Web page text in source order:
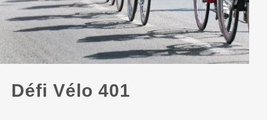
Défi Vélo 401